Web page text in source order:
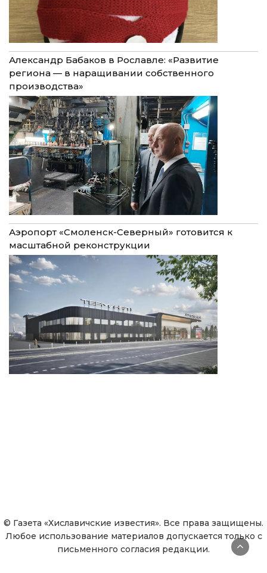
Александр Бабаков в Рославле: «Развитие
региона — в наращивании собственного
производства»
Аэропорт «Смоленск-Северный» готовится к
масштабной реконструкции
© Газета «Хиславичские известия». Все права защищены.
Любое использование материалов допускается только с
письменного согласия редакции.